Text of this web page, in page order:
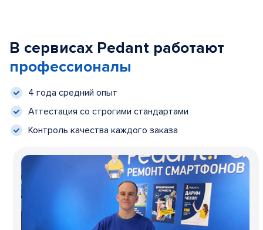
В сервисах Pedant работают
профессионалы
4 года средний опыт
Аттестация со строгими стандартами
Контроль качества каждого заказа